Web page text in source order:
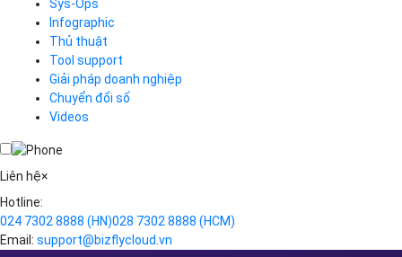
Call Center
Business Email
Simple Storage
VOD
VPN
Traffic Manager
Cloud VPS
Videos
Videos
Videos
Sys-Ops
Infographic
Thủ thuật
Tool support
Giải pháp doanh nghiệp
Chuyển đổi số
Videos
Liên hệ×
Hotline:
024 7302 8888 (HN)028 7302 8888 (HCM)
Email: support@bizflycloud.vn